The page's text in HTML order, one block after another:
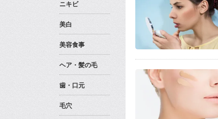
ニキビ
美白
美容食事
ヘア・髪の毛
歯・口元
毛穴